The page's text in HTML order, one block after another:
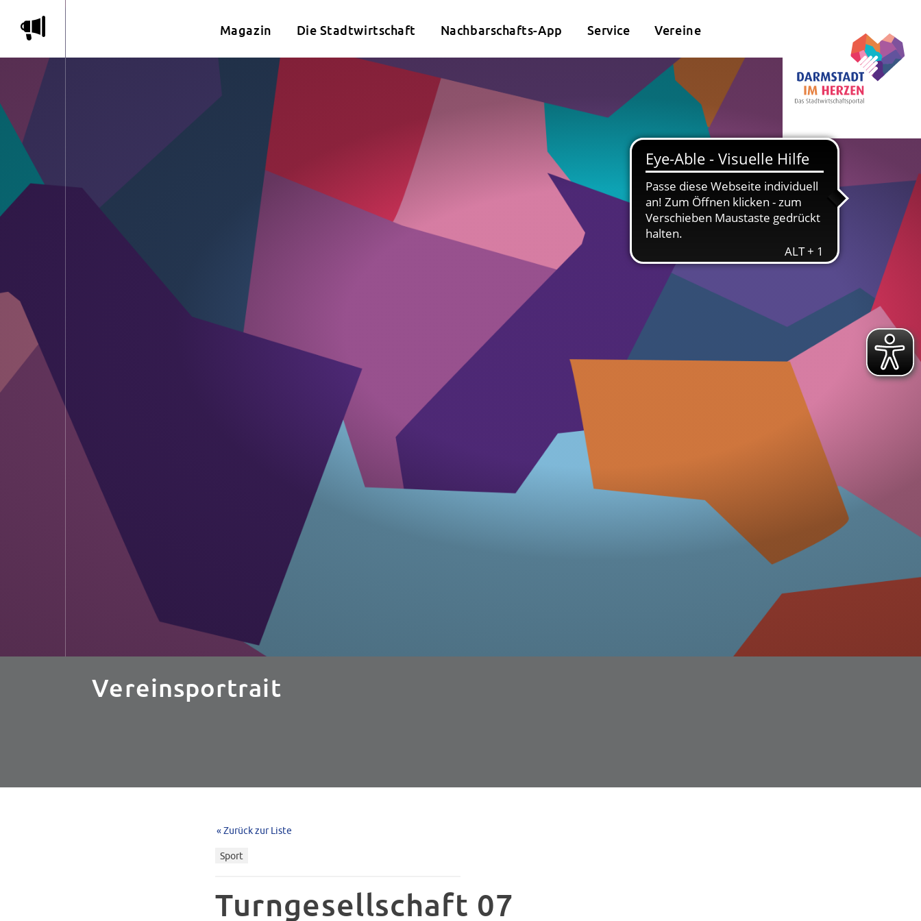
m Magazin Die Stadtwirtschaft Nachbarschafts-App Service Vereine
Vereinsportrait
« Zurück zur Liste
Sport
Turngesellschaft 07